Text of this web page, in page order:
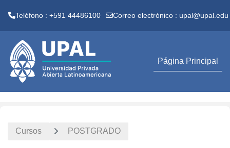
Teléfono : +591 44486100 Correo electrónico : upal@upal.edu
Página Principal
Cursos POSTGRADO